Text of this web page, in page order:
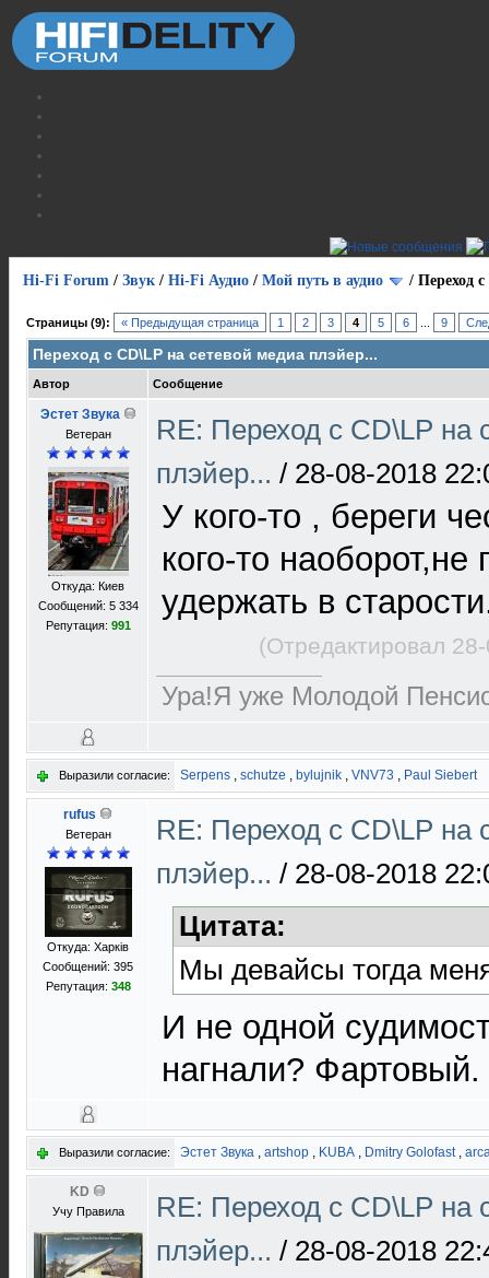
Hi-Fi Forum / Звук / Hi-Fi Аудио / Мой путь в аудио / Переход
Страницы (9): « Предыдущая страница 1 2 3 4 5 6 9
Переход с CD\LP на сетевой медиа плэйер...
Автор Сообщение
Эстет Звука
Ветеран
Откуда: Киев
Сообщений: 5 334
Репутация: 991
RE: Переход с CD\LP на
плэйер... / 28-08-2018
У кого-то , береги
кого-то наоборот,не
удержать в
(Отредактировал
Ура!Я уже Молодой
Выразили согласие: Serpens , schutze , bylujnik , VNV73 , Paul Siebert
rufus
Ветеран
Откуда: Харків
Сообщений: 395
Репутация: 348
RE: Переход с CD\LP на
плэйер... / 28-08-2018
Цитата:
Мы девайсы тогда
И не одной
нагнали? Фартовый.
Выразили согласие: Эстет Звука , artshop , KUBA , Dmitry Golofast,
KD
Учу Правила
RE: Переход с CD\LP на
плэйер... / 28-08-2018